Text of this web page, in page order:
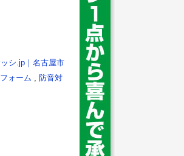
シ.jp｜名古屋市
ォーム , 防音対